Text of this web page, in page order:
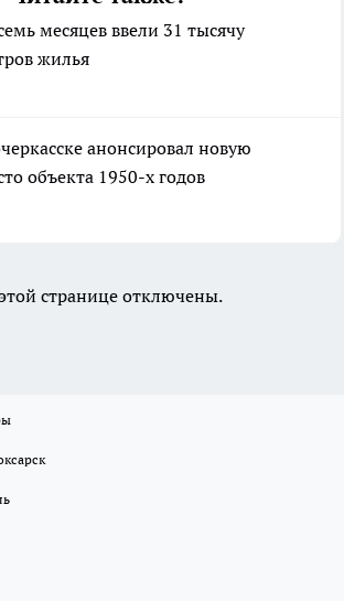
месяцев ввели 31 тысячу
жилья
анонсировал новую
объекта 1950-х годов
странице отключены.